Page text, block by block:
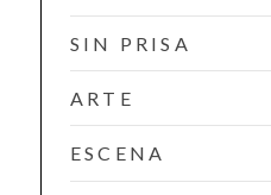
SIN PRISA
ARTE
ESCENA